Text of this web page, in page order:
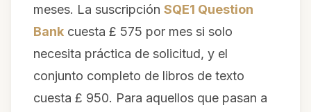
meses. La suscripción SQE1 Question
Bank cuesta £ 575 por mes si solo
necesita práctica de solicitud, y el
conjunto completo de libros de texto
cuesta £ 950. Para aquellos que pasan a